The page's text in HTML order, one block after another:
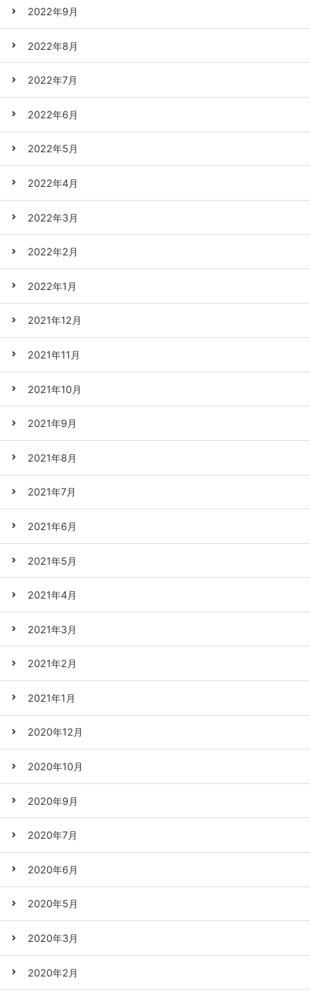
2022年9月
2022年8月
2022年7月
2022年6月
2022年5月
2022年4月
2022年3月
2022年2月
2022年1月
2021年12月
2021年11月
2021年10月
2021年9月
2021年8月
2021年7月
2021年6月
2021年5月
2021年4月
2021年3月
2021年2月
2021年1月
2020年12月
2020年10月
2020年9月
2020年7月
2020年6月
2020年5月
2020年3月
2020年2月